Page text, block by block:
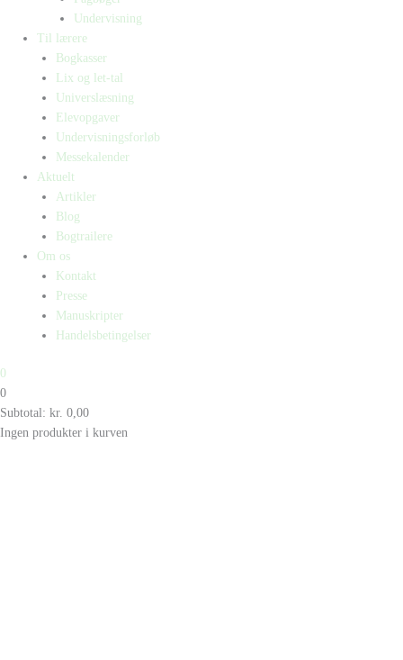
Undervisning
Til lærere
Bogkasser
Lix og let-tal
Universlæsning
Elevopgaver
Undervisningsforløb
Messekalender
Aktuelt
Artikler
Blog
Bogtrailere
Om os
Kontakt
Presse
Manuskripter
Handelsbetingelser
0
0
Subtotal: kr. 0,00
Ingen produkter i kurven